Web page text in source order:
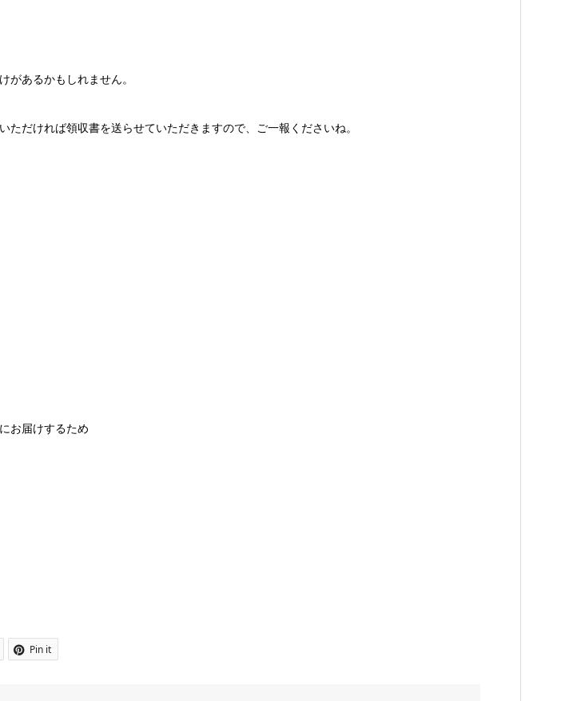
あるかもしれません。
だければ領収書を送らせていただきますので、ご一報くださいね。
お届けするため
Pin it